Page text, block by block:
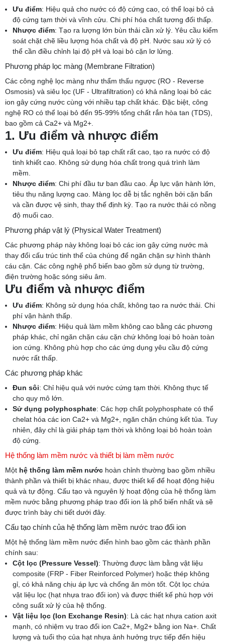
Ưu điểm: Hiệu quả cho nước có độ cứng cao, có thể loại bỏ cả
độ cứng tạm thời và vĩnh cửu. Chi phí hóa chất tương đối thấp.
Nhược điểm: Tạo ra lượng lớn bùn thải cần xử lý. Yêu cầu kiểm
soát chặt chẽ liều lượng hóa chất và độ pH. Nước sau xử lý có
thể cần điều chỉnh lại độ pH và loại bỏ cặn lơ lửng.
Phương pháp lọc màng (Membrane Filtration)
Các công nghệ lọc màng như thẩm thấu ngược (RO - Reverse
Osmosis) và siêu lọc (UF - Ultrafiltration) có khả năng loại bỏ các
ion gây cứng nước cùng với nhiều tạp chất khác. Đặc biệt, công
nghệ RO có thể loại bỏ đến 95-99% tổng chất rắn hòa tan (TDS),
bao gồm cả Ca2+ và Mg2+.
1. Ưu điểm và nhược điểm
Ưu điểm: Hiệu quả loại bỏ tạp chất rất cao, tạo ra nước có độ
tinh khiết cao. Không sử dụng hóa chất trong quá trình làm
mềm.
Nhược điểm: Chi phí đầu tư ban đầu cao. Áp lực vận hành lớn,
tiêu thụ năng lượng cao. Màng lọc dễ bị tắc nghẽn bởi cặn bẩn
và cần được vệ sinh, thay thế định kỳ. Tạo ra nước thải có nồng
độ muối cao.
Phương pháp vật lý (Physical Water Treatment)
Các phương pháp này không loại bỏ các ion gây cứng nước mà
thay đổi cấu trúc tinh thể của chúng để ngăn chặn sự hình thành
cáu cặn. Các công nghệ phổ biến bao gồm sử dụng từ trường,
điện trường hoặc sóng siêu âm.
Ưu điểm và nhược điểm
Ưu điểm: Không sử dụng hóa chất, không tạo ra nước thải. Chi
phí vận hành thấp.
Nhược điểm: Hiệu quả làm mềm không cao bằng các phương
pháp khác, chỉ ngăn chặn cáu cặn chứ không loại bỏ hoàn toàn
ion cứng. Không phù hợp cho các ứng dụng yêu cầu độ cứng
nước rất thấp.
Các phương pháp khác
Đun sôi: Chỉ hiệu quả với nước cứng tạm thời. Không thực tế
cho quy mô lớn.
Sử dụng polyphosphate: Các hợp chất polyphosphate có thể
chelat hóa các ion Ca2+ và Mg2+, ngăn chặn chúng kết tủa. Tuy
nhiên, đây chỉ là giải pháp tạm thời và không loại bỏ hoàn toàn
độ cứng.
Hệ thống làm mềm nước và thiết bị làm mềm nước
Một hệ thống làm mềm nước hoàn chỉnh thường bao gồm nhiều
thành phần và thiết bị khác nhau, được thiết kế để hoạt động hiệu
quả và tự động. Cấu tạo và nguyên lý hoạt động của hệ thống làm
mềm nước bằng phương pháp trao đổi ion là phổ biến nhất và sẽ
được trình bày chi tiết dưới đây.
Cấu tạo chính của hệ thống làm mềm nước trao đổi ion
Một hệ thống làm mềm nước điển hình bao gồm các thành phần
chính sau:
Cột lọc (Pressure Vessel): Thường được làm bằng vật liệu
composite (FRP - Fiber Reinforced Polymer) hoặc thép không
gỉ, có khả năng chịu áp lực và chống ăn mòn tốt. Cột lọc chứa
vật liệu lọc (hạt nhựa trao đổi ion) và được thiết kế phù hợp với
công suất xử lý của hệ thống.
Vật liệu lọc (Ion Exchange Resin): Là các hạt nhựa cation axit
mạnh, có nhiệm vụ trao đổi ion Ca2+, Mg2+ bằng ion Na+. Chất
lượng và tuổi thọ của hạt nhựa ảnh hưởng trực tiếp đến hiệu